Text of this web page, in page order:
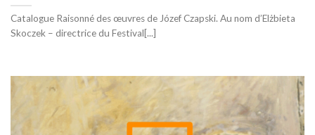
Catalogue Raisonné des œuvres de Józef Czapski. Au nom d’Elżbieta
Skoczek – directrice du Festival[...]